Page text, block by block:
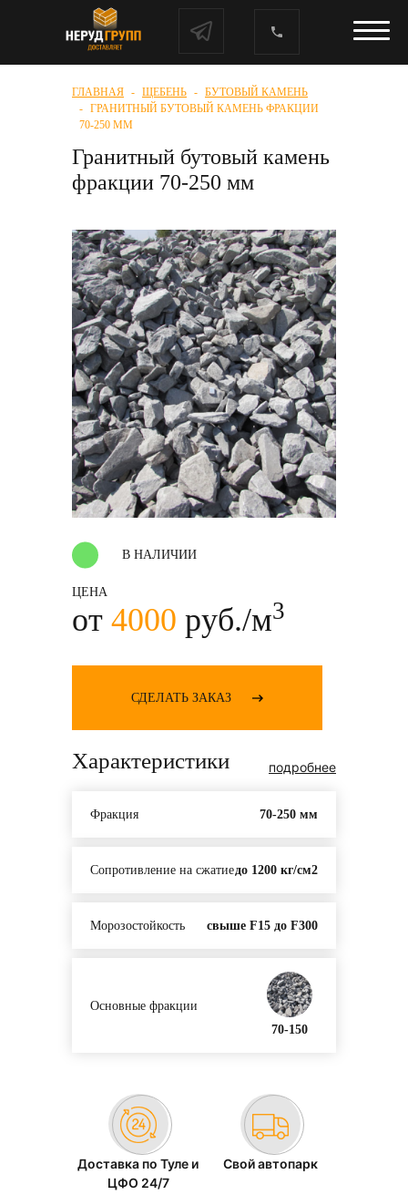
ГЛАВНАЯ ЩЕБЕНЬ
БУТОВЫЙ КАМЕНЬ
ГРАНИТНЫЙ БУТОВЫЙ КАМЕНЬ ФРАКЦИИ
70-250 ММ
Гранитный бутовый камень
фракции 70-250 мм
В НАЛИЧИИ
ЦЕНА
от 4000 руб./м3
СДЕЛАТЬ ЗАКАЗ
Характеристики подробнее
Фракция 70-250 мм
Сопротивление на сжатиедо 1200 кг/см2
Морозостойкость свыше F15 до F300
Основные фракции
70-150
Доставка по Туле и
ЦФО 24/7
Свой автопарк